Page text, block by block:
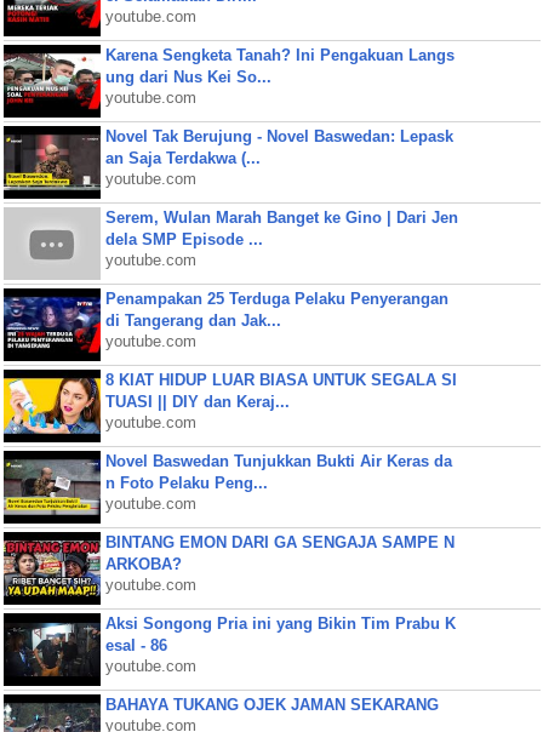
youtube.com
Karena Sengketa Tanah? Ini Pengakuan Langs
ung dari Nus Kei So...
youtube.com
Novel Tak Berujung - Novel Baswedan: Lepask
an Saja Terdakwa (...
youtube.com
Serem, Wulan Marah Banget ke Gino | Dari Jen
dela SMP Episode ...
youtube.com
Penampakan 25 Terduga Pelaku Penyerangan
di Tangerang dan Jak...
youtube.com
8 KIAT HIDUP LUAR BIASA UNTUK SEGALA SI
TUASI || DIY dan Keraj...
youtube.com
Novel Baswedan Tunjukkan Bukti Air Keras da
n Foto Pelaku Peng...
youtube.com
BINTANG EMON DARI GA SENGAJA SAMPE N
ARKOBA?
youtube.com
Aksi Songong Pria ini yang Bikin Tim Prabu K
esal - 86
youtube.com
BAHAYA TUKANG OJEK JAMAN SEKARANG
youtube.com